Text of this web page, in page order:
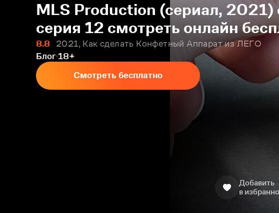
MLS Production (сериал, 2021)
серия 12 смотреть онлайн
8.8
2021, Как сделать Конфетный Аппарат из ЛЕГО
Блог 18+
Смотреть бесплатно
Добавить
в